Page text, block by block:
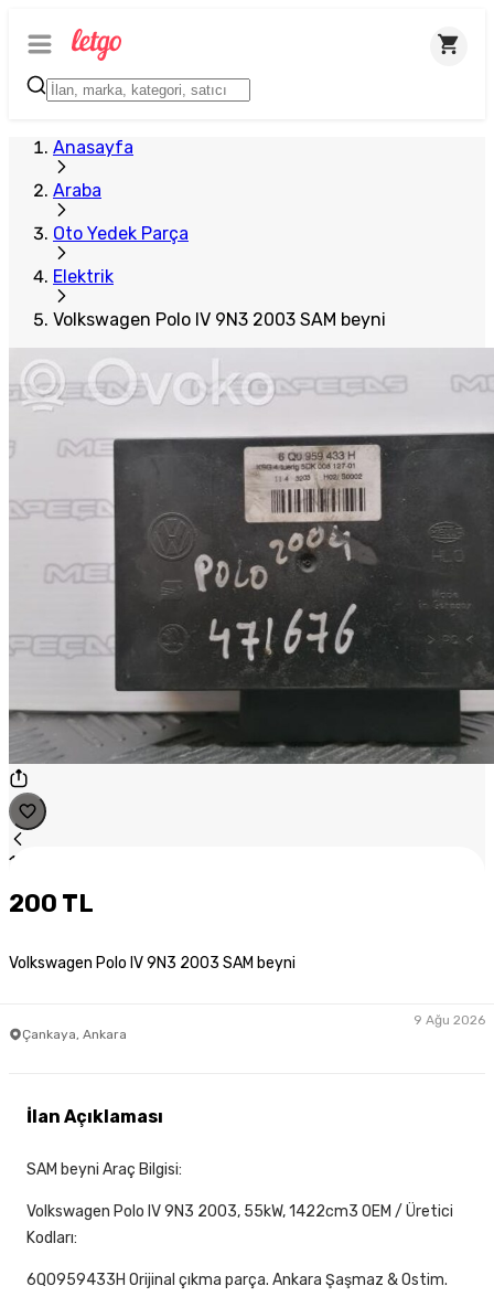
Anasayfa
Araba
Oto Yedek Parça
Elektrik
Volkswagen Polo IV 9N3 2003 SAM beyni
1
Plus Satıcı
200 TL
Volkswagen Polo IV 9N3 2003 SAM beyni
Çankaya, Ankara
9 Ağu 2026
İlan Açıklaması
SAM beyni Araç Bilgisi:
Volkswagen Polo IV 9N3 2003, 55kW, 1422cm3 OEM / Üretici
Kodları:
6Q0959433H Orijinal çıkma parça. Ankara Şaşmaz & Ostim.